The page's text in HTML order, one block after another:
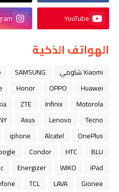
YouTube
الهواتف الذكية
Xiaomi شاومي SAMSUNG
Huawei
OPPO
Honor
Motorola
Infinix
ZTE
Tecno
Lenovo
Asus
OnePlus
Alcatel
iphone
BLU
HTC
Condor
iPad
WIKO
Energizer
Gionee
LAVA
TCL